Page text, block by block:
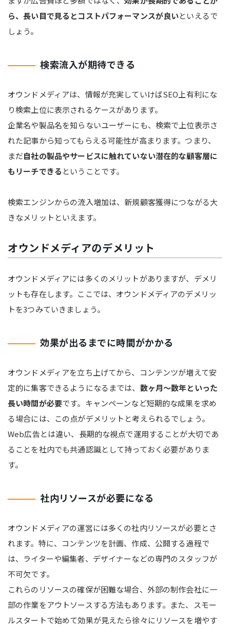
ら、長い目で見るとコストパフォーマンスが良いといえるで
しょう。
検索流入が期待できる
オウンドメディアは、情報が充実していけばSEO上有利にな
り検索上位に表示されるケースがあります。
企業名や製品名を知らないユーザーにも、検索で上位表示さ
れた記事から知ってもらえる可能性が高まります。つまり、
まだ自社の製品やサービスに触れていない潜在的な顧客層に
もリーチできる ということです。
検索エンジンからの流入増加は、新規顧客獲得につながる大
きなメリットといえます。
オウンドメディアのデメリット
オウンドメディアには多くのメリットがありますが、デメリ
ットも存在します。ここでは、オウンドメディアのデメリッ
トを3つみていきましょう。
効果が出るまでに時間がかかる
オウンドメディアを立ち上げてから、コンテンツが増えて安
定的に集客できるようになるまでは、 数ヶ月〜数年といった
長い時間が必要です。キャンペーンなど短期的な成果を求め
る場合には、この点がデメリットと考えられるでしょう。
Web広告とは違い、長期的な視点で運用することが大切であ
ることを社内でも共通認識として持っておく必要がありま
す。
社内リソースが必要になる
オウンドメディアの運営には多くの社内リソースが必要とさ
れます。特に、コンテンツを計画、作成、公開する過程で
は、ライターや編集者、デザイナーなどの専門のスタッフが
不可欠です。
これらのリソースの確保が困難な場合、外部の制作会社に一
部の作業をアウトソースする方法もあります。また、スモー
ルスタートで始めて効果が見えたら徐々にリソースを増やす